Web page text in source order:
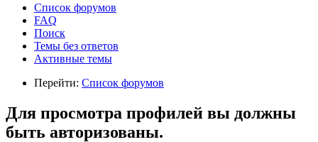
Список форумов
FAQ
Поиск
Темы без ответов
Активные темы
Перейти: Список форумов
Для просмотра профилей вы должны
быть авторизованы.